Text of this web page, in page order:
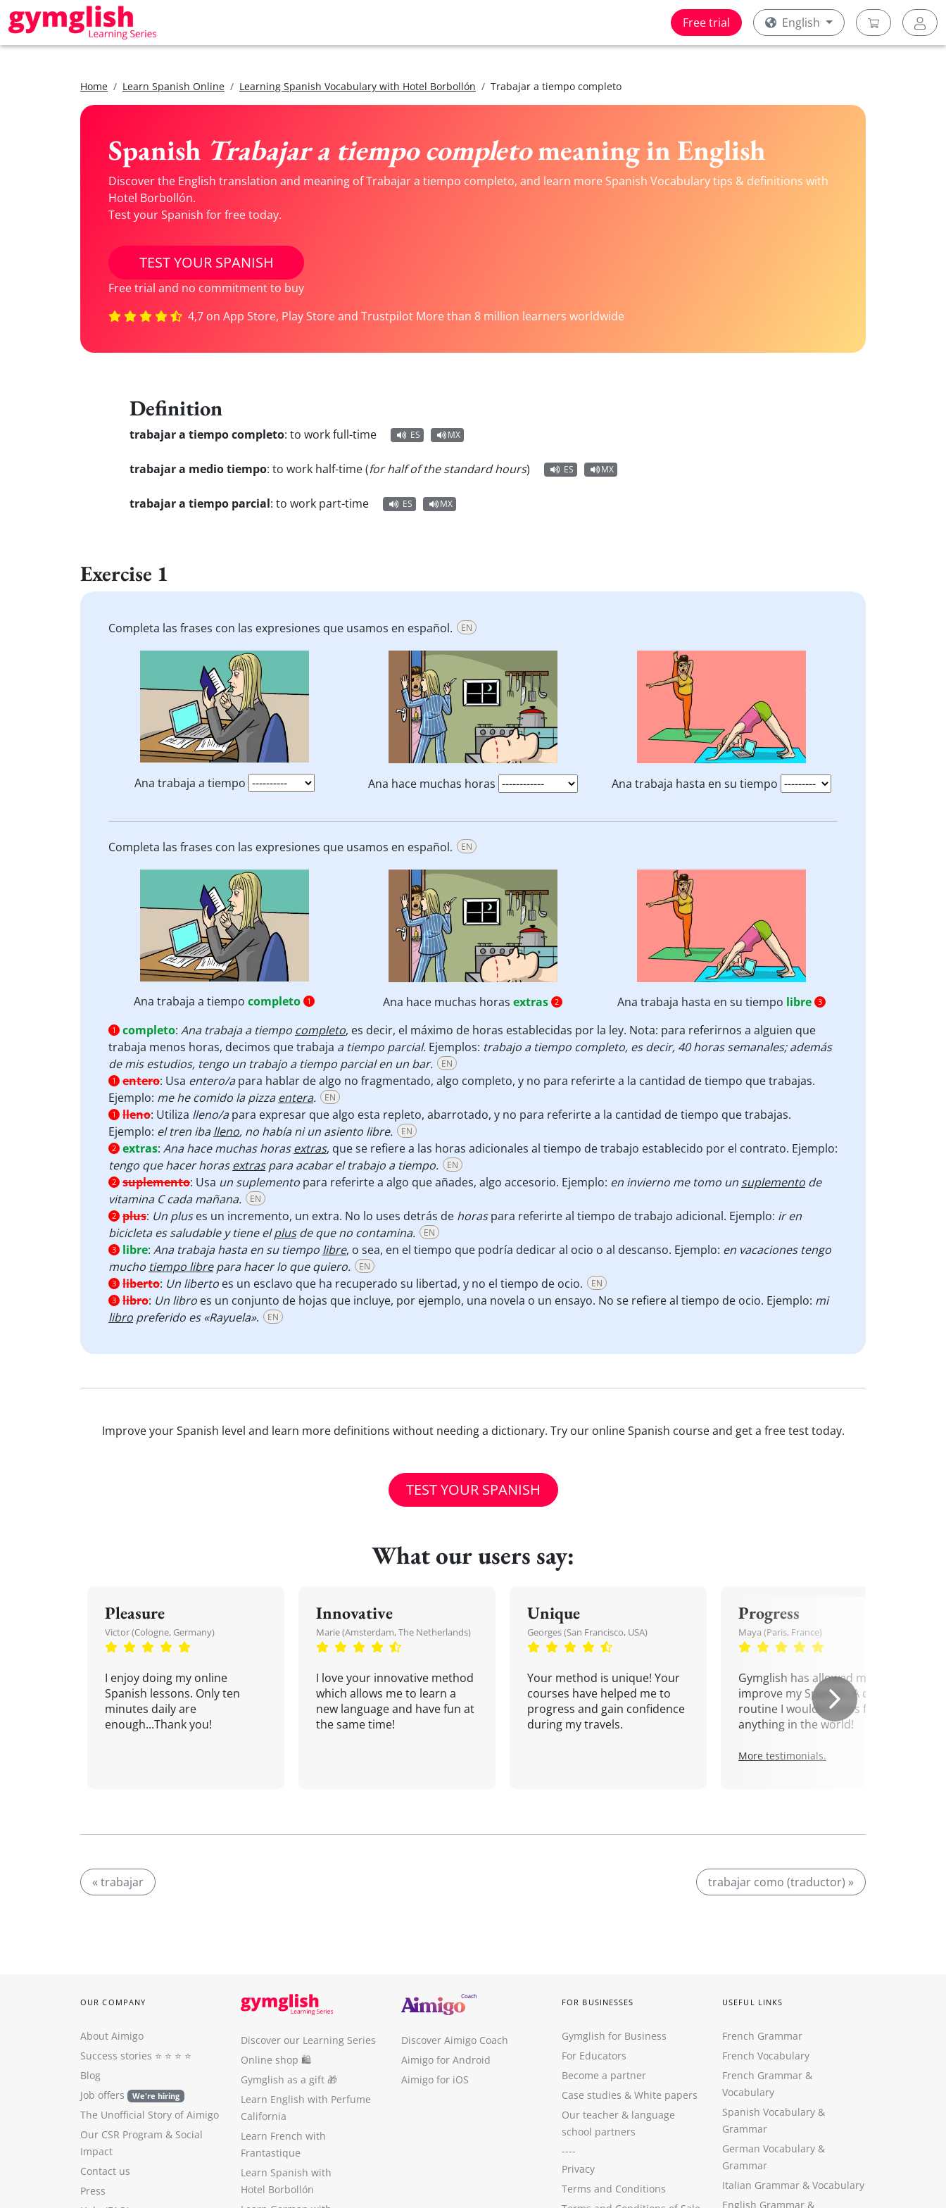
Free trial English
Home Learn Spanish Online Learning Spanish Vocabulary with Hotel Borbollón Trabajar a tiempo completo
Spanish Trabajar a tiempo completomeaning in English
Discover the English translation and meaning of Trabajar a tiempo completo, and learn more Spanish Vocabulary tips & definitions with
Hotel Borbollón.
Test your Spanish for free today.
TEST YOUR SPANISH
Free trial and no commitment to buy
4,7 on App Store, Play Store and Trustpilot More than 8 million learners worldwide
Definition
trabajar a tiempo completo: to work full-time ES MX
trabajar a medio tiempo: to work half-time (for half of the standard hours) ES MX
trabajar a tiempo parcial: to work part-time ES MX
Exercise 1
Completa las frases con las expresiones que usamos en español. EN
Ana trabaja a tiempo Ana hace muchas horas Ana trabaja hasta en su tiempo
Completa las frases con las expresiones que usamos en español. EN
Ana trabaja a tiempocompleto 1 Ana hace muchas horasextras 2 Ana trabaja hasta en su tiempo libre 3
1 completo: Ana trabaja a tiempo completo, es decir, el máximo de horas establecidas por la ley. Nota: para referirnos a alguien que
trabaja menos horas, decimos que trabaja a tiempo parcial. Ejemplos: trabajo a tiempo completo, es decir, 40 horas semanales; además
de mis estudios, tengo un trabajo a tiempo parcial en un bar.
EN
1 entero: Usa entero/apara hablar de algo no fragmentado, algo completo, y no para referirte a la cantidad de tiempo que trabajas.
Ejemplo: me he comido la pizzaentera. EN
1 lleno: Utiliza lleno/apara expresar que algo esta repleto, abarrotado, y no para referirte a la cantidad de tiempo que trabajas.
Ejemplo: el tren iballeno, no había ni un asiento libre. EN
2 extras: Ana hace muchas horasextras, que se refiere a las horas adicionales al tiempo de trabajo establecido por el contrato. Ejemplo:
tengo que hacer horasextraspara acabar el trabajo a tiempo. EN
2 suplemento: Usa un suplemento para referirte a algo que añades, algo accesorio. Ejemplo: en invierno me tomo un suplemento de
vitamina C cada mañana.
EN
2 plus: Un pluses un incremento, un extra. No lo uses detrás de horaspara referirte al tiempo de trabajo adicional. Ejemplo: ir en
bicicleta es saludable y tiene elplusde que no contamina. EN
3 libre: Ana trabaja hasta en su tiempo libre, o sea, en el tiempo que podría dedicar al ocio o al descanso. Ejemplo: en vacaciones tengo
mucho tiempo librepara hacer lo que quiero. EN
3 liberto: Un liberto es un esclavo que ha recuperado su libertad, y no el tiempo de ocio. EN
3 libro: Un libro es un conjunto de hojas que incluye, por ejemplo, una novela o un ensayo. No se refiere al tiempo de ocio. Ejemplo: mi
libro preferido es «Rayuela». EN
Improve your Spanish level and learn more definitions without needing a dictionary. Try our online Spanish course and get a free test today.
TEST YOUR SPANISH
What our users say:
Pleasure
Victor (Cologne, Germany)
I enjoy doing my online
Spanish lessons. Only ten
minutes daily are
enough...Thank you!
Innovative
Marie (Amsterdam, The Netherlands)
I love your innovative method
which allows me to learn a
new language and have fun at
the same time!
Unique
Georges (San Francisco, USA)
Your method is unique! Your
courses have helped me to
progress and gain confidence
during my travels.
Progress
Maya (Paris, France)
Gymglish has allowed me to
improve my Spanish. A daily
routine I wouldn't miss for
anything in the world!
More testimonials.
« trabajar trabajar como (traductor) »
OUR COMPANY
About Aimigo
Success stories ⭐️ ⭐️ ⭐️ ⭐️
Blog
Job offers
We're hiring
The Unofficial Story of Aimigo
Our CSR Program & Social
Impact
Contact us
Press
Discover our Learning Series
Online shop 🛍
Gymglish as a gift 🎁
Learn English with Perfume
California
Learn French with
Frantastique
Learn Spanish with
Hotel Borbollón
Discover Aimigo Coach
Aimigo for Android
Aimigo for iOS
FOR BUSINESSES
Gymglish for Business
For Educators
Become a partner
Case studies & White papers
Our teacher & language
school partners
----
Privacy
Terms and Conditions
USEFUL LINKS
French Grammar
French Vocabulary
French Grammar &
Vocabulary
Spanish Vocabulary &
Grammar
German Vocabulary &
Grammar
Italian Grammar & Vocabulary
English Grammar &